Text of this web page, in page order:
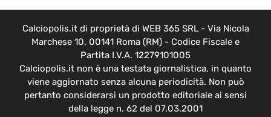
Calciopolis.it di proprietà di WEB 365 SRL - Via Nicola
Marchese 10, 00141 Roma (RM) - Codice Fiscale e
Partita I.V.A. 12279101005
Calciopolis.it non è una testata giornalistica, in quanto
viene aggiornato senza alcuna periodicità. Non può
pertanto considerarsi un prodotto editoriale ai sensi
della legge n. 62 del 07.03.2001